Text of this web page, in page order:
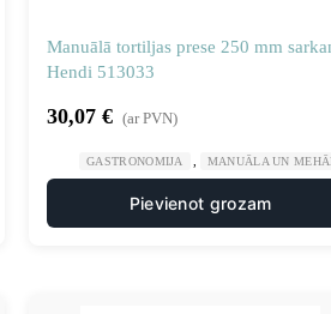
PRĀGAS HAMBURGERU RAŽOTĀJI ,
Manuālā tortiljas prese 250 mm
Hendi 513033
30,07 € (ar PVN)
GASTRONOMIJA MANUĀLA UN
Pievienot grozam